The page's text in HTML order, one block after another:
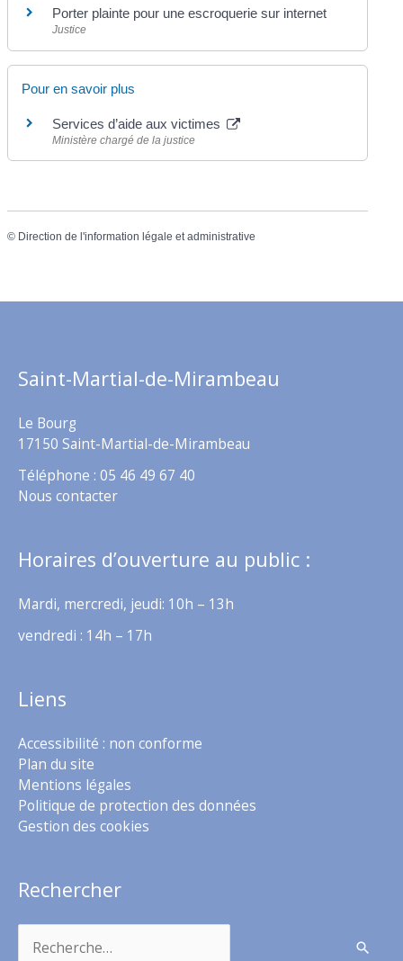
Porter plainte pour une escroquerie sur internet
Justice
Pour en savoir plus
Services d’aide aux victimes
Ministère chargé de la justice
© Direction de l'information légale et administrative
Saint-Martial-de-Mirambeau
Le Bourg
17150 Saint-Martial-de-Mirambeau
Téléphone : 05 46 49 67 40
Nous contacter
Horaires d’ouverture au public :
Mardi, mercredi, jeudi: 10h – 13h
vendredi : 14h – 17h
Liens
Accessibilité : non conforme
Plan du site
Mentions légales
Politique de protection des données
Gestion des cookies
Rechercher